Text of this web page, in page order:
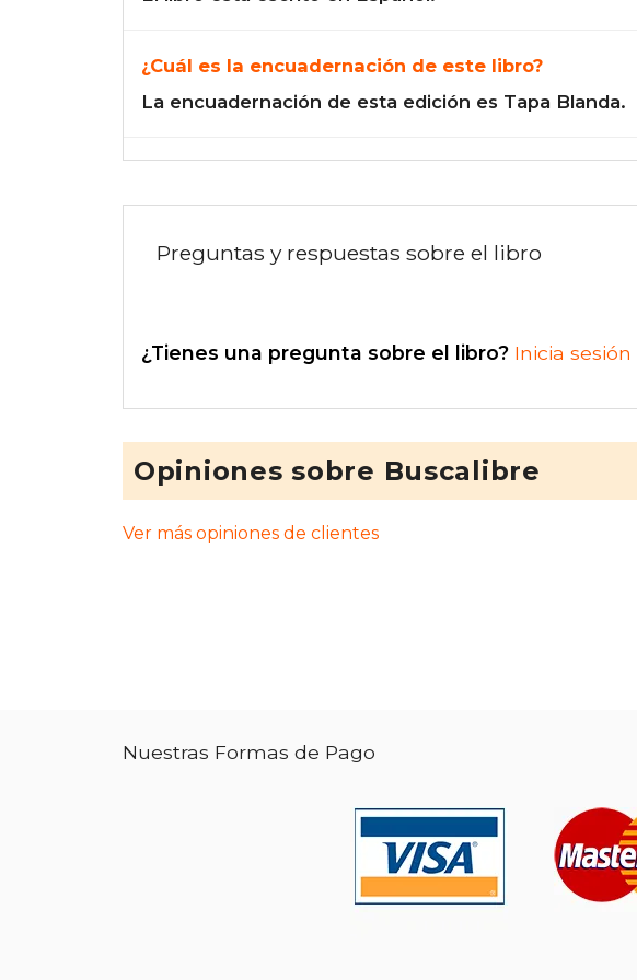
¿Cuál es la encuadernación de este libro?
La encuadernación de esta edición es Tapa Blanda.
Preguntas y respuestas sobre el libro
¿Tienes una pregunta sobre el libro? Inicia sesión
Opiniones sobre Buscalibre
Ver más opiniones de clientes
Nuestras Formas de Pago